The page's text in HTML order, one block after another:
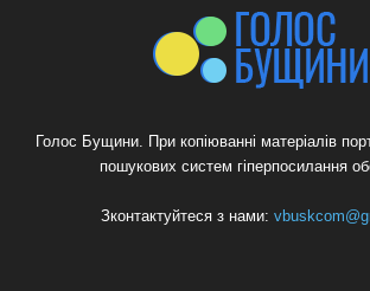
Голос Бущини. При копіюванні матеріалів
пошукових систем гіперпосилання
Зконтактуйтеся з нами: